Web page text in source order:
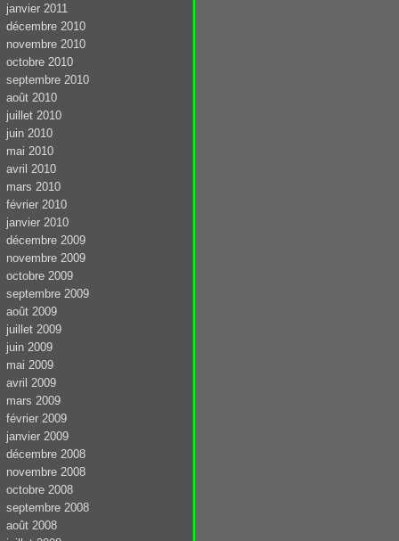
janvier 2011
décembre 2010
novembre 2010
octobre 2010
septembre 2010
août 2010
juillet 2010
juin 2010
mai 2010
avril 2010
mars 2010
février 2010
janvier 2010
décembre 2009
novembre 2009
octobre 2009
septembre 2009
août 2009
juillet 2009
juin 2009
mai 2009
avril 2009
mars 2009
février 2009
janvier 2009
décembre 2008
novembre 2008
octobre 2008
septembre 2008
août 2008